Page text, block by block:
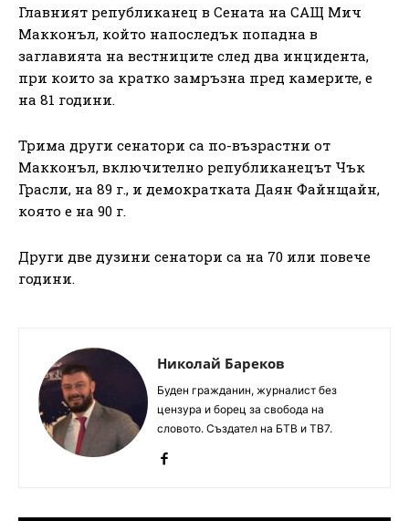
Главният републиканец в Сената на САЩ Мич
Макконъл, който напоследък попадна в
заглавията на вестниците след два инцидента,
при които за кратко замръзна пред камерите, е
на 81 години.
Трима други сенатори са по-възрастни от
Макконъл, включително републиканецът Чък
Грасли, на 89 г., и демократката Даян Файнщайн,
която е на 90 г.
Други две дузини сенатори са на 70 или повече
години.
Николай Бареков
Буден гражданин, журналист без
цензура и борец за свобода на
словото. Създател на БТВ и ТВ7.